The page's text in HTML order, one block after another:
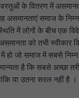
के वितरण में
असमानताएं समाज के
में लोगों के बीच एक
को तभी स्वीकार
हो जो समाज में सबसे
है कि सबसे अच्छा
या उतना सरल नहीं है ।